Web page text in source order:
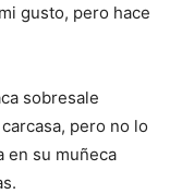
gusto, pero hace
sobresale
pero no lo
en su muñeca